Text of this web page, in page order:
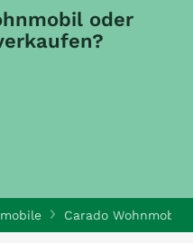
oder
Carado Wohnmobile